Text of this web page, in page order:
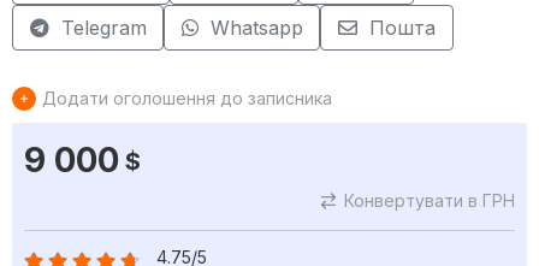
Telegram
Whatsapp Пошта
Додати оголошення до записника
9 000 $
Конвертувати в ГРН
4.75/5